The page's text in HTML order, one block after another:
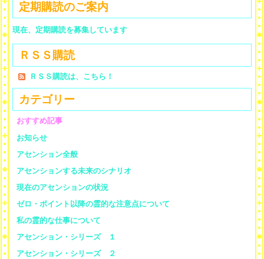
定期購読のご案内
現在、定期購読を募集しています
ＲＳＳ購読
ＲＳＳ購読は、こちら！
カテゴリー
おすすめ記事
お知らせ
アセンション全般
アセンションする未来のシナリオ
現在のアセンションの状況
ゼロ・ポイント以降の霊的な注意点について
私の霊的な仕事について
アセンション・シリーズ １
アセンション・シリーズ ２